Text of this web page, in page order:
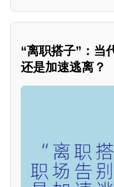
“离职搭子”：当
还是加速逃离？